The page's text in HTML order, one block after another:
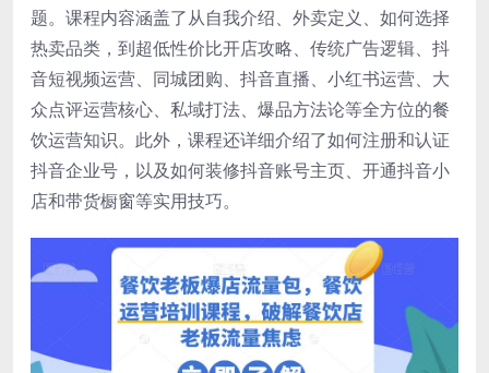
题。课程内容涵盖了从自我介绍、外卖定义、如何选择
热卖品类，到超低性价比开店攻略、传统广告逻辑、抖
音短视频运营、同城团购、抖音直播、小红书运营、大
众点评运营核心、私域打法、爆品方法论等全方位的餐
饮运营知识。此外，课程还详细介绍了如何注册和认证
抖音企业号，以及如何装修抖音账号主页、开通抖音小
店和带货橱窗等实用技巧。